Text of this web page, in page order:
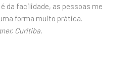
é da facilidade, as pessoas me
forma muito prática.
Curitiba.